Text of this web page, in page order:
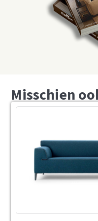
Misschien